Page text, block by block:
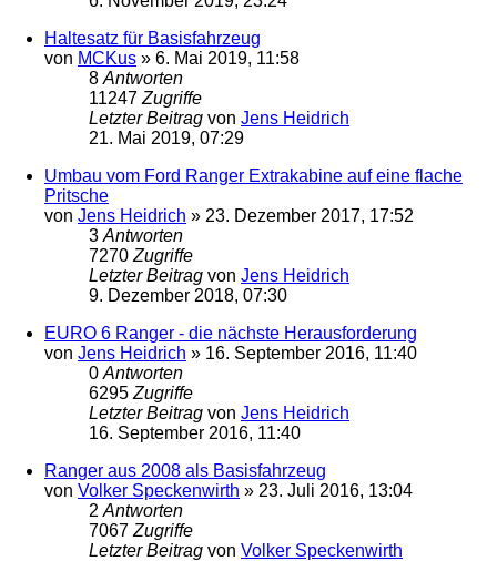
Haltesatz für Basisfahrzeug
von MCKus » 6. Mai 2019, 11:58
8 Antworten
11247 Zugriffe
Letzter Beitrag von Jens Heidrich
21. Mai 2019, 07:29
Umbau vom Ford Ranger Extrakabine auf eine flache
Pritsche
von Jens Heidrich » 23. Dezember 2017, 17:52
3 Antworten
7270 Zugriffe
Letzter Beitrag von Jens Heidrich
9. Dezember 2018, 07:30
EURO 6 Ranger - die nächste Herausforderung
von Jens Heidrich » 16. September 2016, 11:40
0 Antworten
6295 Zugriffe
Letzter Beitrag von Jens Heidrich
16. September 2016, 11:40
Ranger aus 2008 als Basisfahrzeug
von Volker Speckenwirth » 23. Juli 2016, 13:04
2 Antworten
7067 Zugriffe
Letzter Beitrag von Volker Speckenwirth